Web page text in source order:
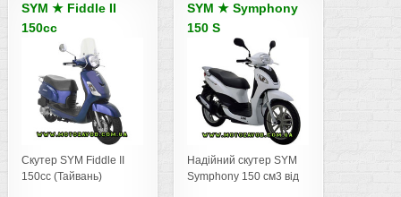
SYM ★ Fiddle II
150cc
Скутер SYM
Fiddle II 150
Скутер SYM Fiddle II
150cc (Тайвань)
SYM ★ Symphony
150 S
SYM Symphony
150
Надійний скутер SYM
Symphony 150 см3 від